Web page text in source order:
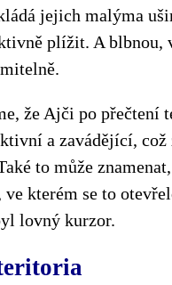
jejich malýma
plížit. A blbnou,
že Ajči po přečtení
a zavádějící, což
to může
kterém se to
lovný kurzor.